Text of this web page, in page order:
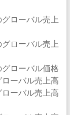
ローバル売上
ローバル売上
ローバル価格
ーバル売上高
ーバル売上高